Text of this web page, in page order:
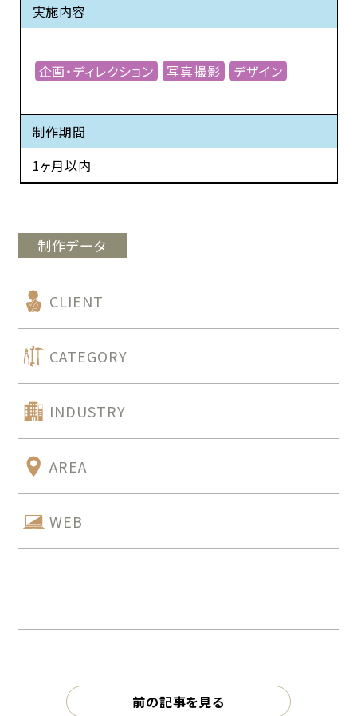
実施内容
企画・ディレクション 写真撮影 デザイン
制作期間
1ヶ月以内
制作データ
CLIENT
CATEGORY
INDUSTRY
AREA
WEB
前の記事を見る